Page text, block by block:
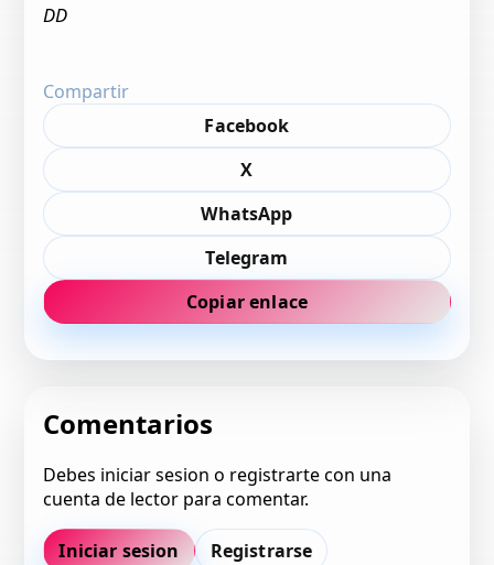
DD
Compartir
Facebook
X
WhatsApp
Telegram
Copiar enlace
Comentarios
Debes iniciar sesion o registrarte con una
cuenta de lector para comentar.
Iniciar sesion Registrarse